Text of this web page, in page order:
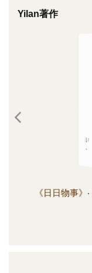
Yilan著作
《日日物事》